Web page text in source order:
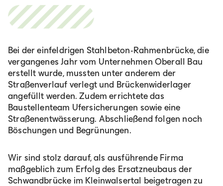
Bei der einfeldrigen Stahlbeton-Rahmenbrücke, die
vergangenes Jahr vom Unternehmen Oberall Bau
erstellt wurde, mussten unter anderem der
Straßenverlauf verlegt und Brückenwiderlager
angefüllt werden. Zudem errichtete das
Baustellenteam Ufersicherungen sowie eine
Straßenentwässerung. Abschließend folgen noch
Böschungen und Begrünungen.
Wir sind stolz darauf, als ausführende Firma
maßgeblich zum Erfolg des Ersatzneubaus der
Schwandbrücke im Kleinwalsertal beigetragen zu